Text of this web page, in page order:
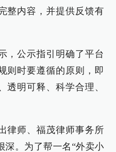
整内容，并提供反馈有
，公示指引明确了平台
则时要遵循的原则，即
透明可释、科学合理、
律师、福茂律师事务所
深。为了帮一名“外卖小